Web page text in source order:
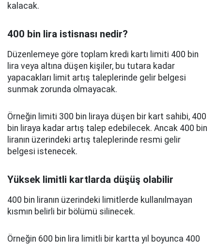
kalacak.
400 bin lira istisnası nedir?
Düzenlemeye göre toplam kredi kartı limiti 400 bin
lira veya altına düşen kişiler, bu tutara kadar
yapacakları limit artış taleplerinde gelir belgesi
sunmak zorunda olmayacak.
Örneğin limiti 300 bin liraya düşen bir kart sahibi, 400
bin liraya kadar artış talep edebilecek. Ancak 400 bin
liranın üzerindeki artış taleplerinde resmi gelir
belgesi istenecek.
Yüksek limitli kartlarda düşüş olabilir
400 bin liranın üzerindeki limitlerde kullanılmayan
kısmın belirli bir bölümü silinecek.
Örneğin 600 bin lira limitli bir kartta yıl boyunca 400